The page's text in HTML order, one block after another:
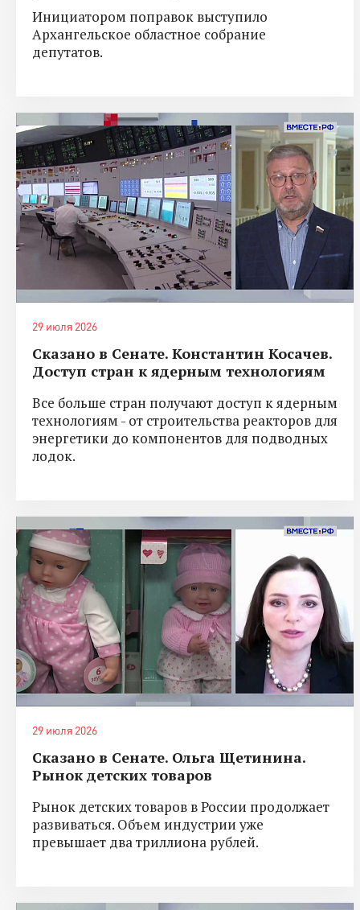
Инициатором поправок выступило
Архангельское областное собрание
депутатов.
29 июля 2026
Сказано в Сенате. Константин Косачев.
Доступ стран к ядерным технологиям
Все больше стран получают доступ к ядерным
технологиям - от строительства реакторов для
энергетики до компонентов для подводных
лодок.
29 июля 2026
Сказано в Сенате. Ольга Щетинина.
Рынок детских товаров
Рынок детских товаров в России продолжает
развиваться. Объем индустрии уже
превышает два триллиона рублей.